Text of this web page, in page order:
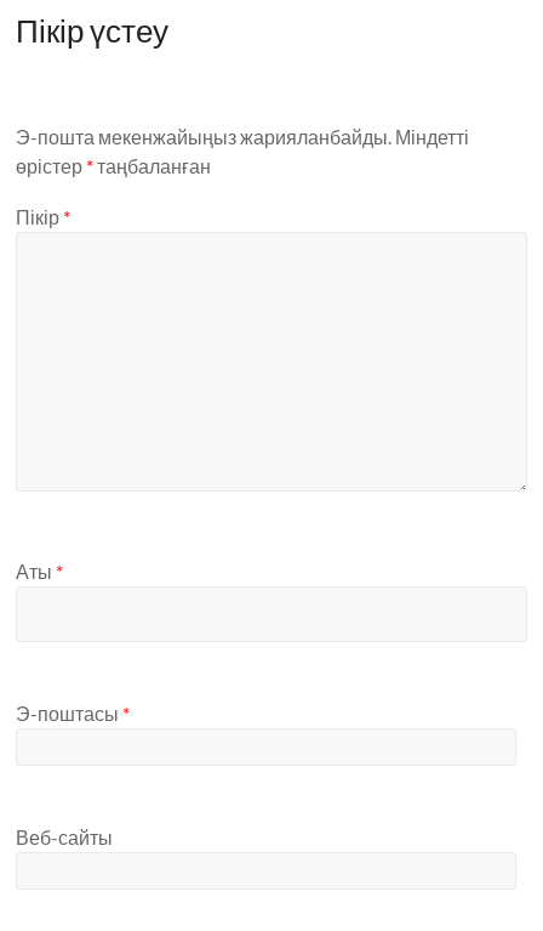
Пікір үстеу
Э-пошта мекенжайыңыз жарияланбайды. Міндетті
өрістер *таңбаланған
Пікір *
Аты *
Э-поштасы *
Веб-сайты